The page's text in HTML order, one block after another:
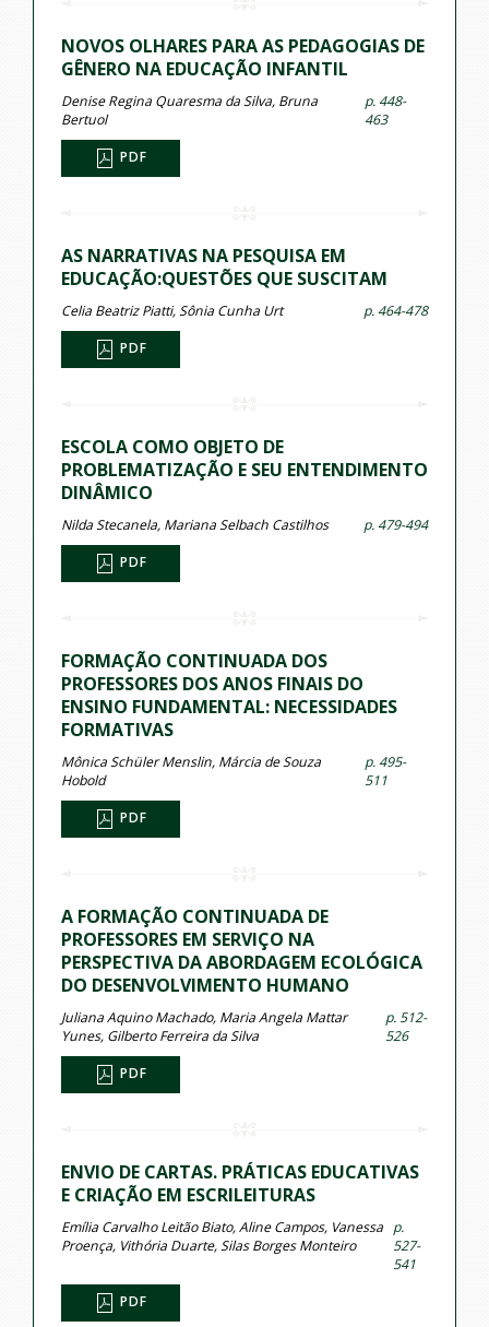
NOVOS OLHARES PARA AS PEDAGOGIAS DE
GÊNERO NA EDUCAÇÃO INFANTIL
Denise Regina Quaresma da Silva, Bruna
Bertuol
p. 448-
463
PDF
AS NARRATIVAS NA PESQUISA EM
EDUCAÇÃO:QUESTÕES QUE SUSCITAM
Celia Beatriz Piatti, Sônia Cunha Urt p. 464-478
PDF
ESCOLA COMO OBJETO DE
PROBLEMATIZAÇÃO E SEU ENTENDIMENTO
DINÂMICO
Nilda Stecanela, Mariana Selbach Castilhos p. 479-494
PDF
FORMAÇÃO CONTINUADA DOS
PROFESSORES DOS ANOS FINAIS DO
ENSINO FUNDAMENTAL: NECESSIDADES
FORMATIVAS
Mônica Schüler Menslin, Márcia de Souza
Hobold
p. 495-
511
PDF
A FORMAÇÃO CONTINUADA DE
PROFESSORES EM SERVIÇO NA
PERSPECTIVA DA ABORDAGEM ECOLÓGICA
DO DESENVOLVIMENTO HUMANO
Juliana Aquino Machado, Maria Angela Mattar
Yunes, Gilberto Ferreira da Silva
p. 512-
526
PDF
ENVIO DE CARTAS. PRÁTICAS EDUCATIVAS
E CRIAÇÃO EM ESCRILEITURAS
Emília Carvalho Leitão Biato, Aline Campos, Vanessa
Proença, Vithória Duarte, Silas Borges Monteiro
p.
527-
541
PDF